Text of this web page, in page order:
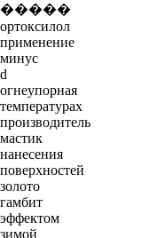
�����
ортоксилол
применение
минус
d
огнеупорная
температурах
производитель
мастик
нанесения
поверхностей
золото
гамбит
эффектом
зимой